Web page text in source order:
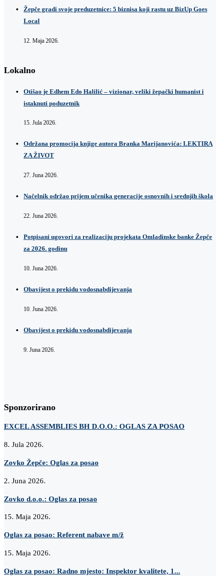
Žepče gradi svoje preduzetnice: 5 biznisa koji rastu uz BizUp Goes
Local
12. Maja 2026.
Lokalno
Otišao je Edhem Edo Halilić – vizionar, veliki žepački humanist i
istaknuti poduzetnik
15. Jula 2026.
Održana promocija knjige autora Branka Marijanovića: LEKTIRA
ZA ŽIVOT
27. Juna 2026.
Načelnik održao prijem učenika generacije osnovnih i srednjih škola
22. Juna 2026.
Potpisani ugovori za realizaciju projekata Omladinske banke Žepče
za 2026. godinu
10. Juna 2026.
Obavijest o prekidu vodosnabdijevanja
10. Juna 2026.
Obavijest o prekidu vodosnabdijevanja
9. Juna 2026.
Sponzorirano
EXCEL ASSEMBLIES BH D.O.O.: OGLAS ZA POSAO
8. Jula 2026.
Zovko Žepče: Oglas za posao
2. Juna 2026.
Zovko d.o.o.: Oglas za posao
15. Maja 2026.
Oglas za posao: Referent nabave m/ž
15. Maja 2026.
Oglas za posao: Radno mjesto: Inspektor kvalitete, 1...